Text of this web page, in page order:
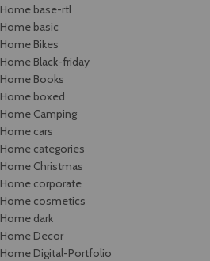
Home base-rtl
Home basic
Home Bikes
Home Black-friday
Home Books
Home boxed
Home Camping
Home cars
Home categories
Home Christmas
Home corporate
Home cosmetics
Home dark
Home Decor
Home Digital-Portfolio